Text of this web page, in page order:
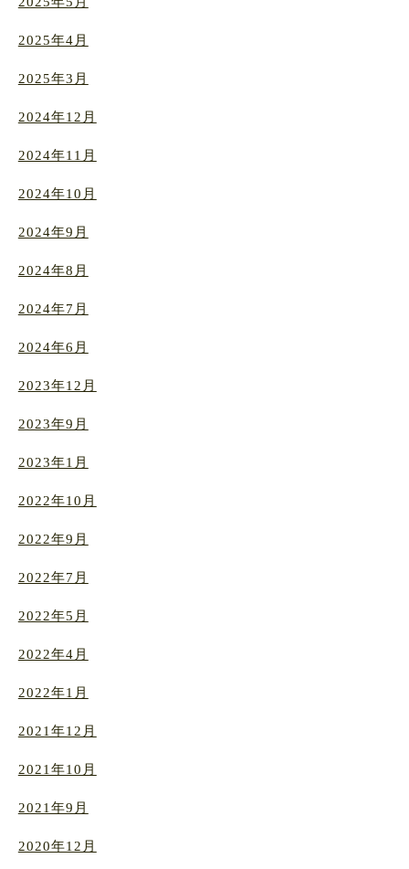
2025年4月
2025年3月
2024年12月
2024年11月
2024年10月
2024年9月
2024年8月
2024年7月
2024年6月
2023年12月
2023年9月
2023年1月
2022年10月
2022年9月
2022年7月
2022年5月
2022年4月
2022年1月
2021年12月
2021年10月
2021年9月
2020年12月